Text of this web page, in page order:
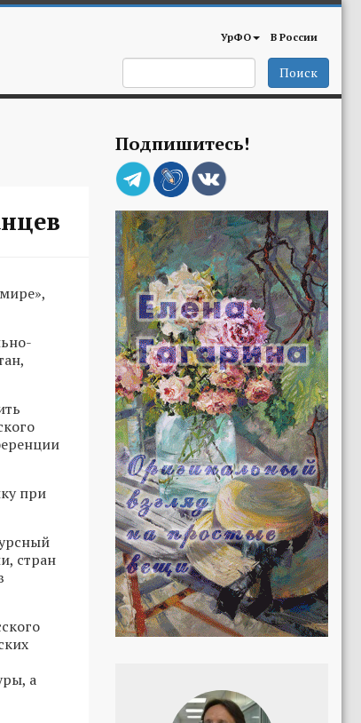
УрФО В России
Поиск
при
стран
а
Подпишитесь!